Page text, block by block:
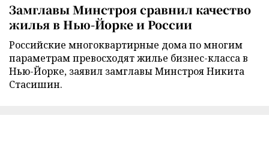
Замглавы Минстроя сравнил качество
жилья в Нью-Йорке и России
Российские многоквартирные дома по многим
параметрам превосходят жилье бизнес-класса в
Нью-Йорке, заявил замглавы Минстроя Никита
Стасишин.